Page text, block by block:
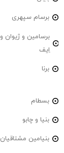
برسام سپهری
برسامین و ژیوان و
اِیف
برنا
بسطام
بنیا و چابو
بنیامین مشتاقیان